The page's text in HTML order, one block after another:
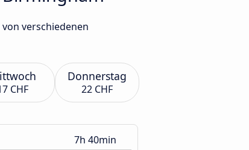
verschiedenen
CHF
Donnerstag
22 CHF
7h 40min